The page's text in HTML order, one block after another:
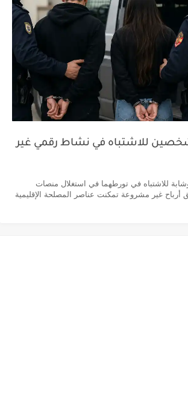
للاشتباه في نشاط رقمي غير
للاشتباه في تورطهما في استغلال منصات
أرباح غير مشروعة تمكنت عناصر المصلحة الإقليمية